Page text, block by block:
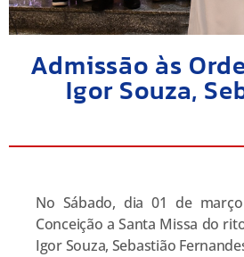
Admissão às
Igor Souza,
No Sábado, dia 01 de
Conceição a Santa Missa do
Igor Souza, Sebastião